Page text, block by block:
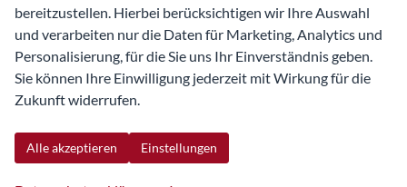
Colt
Eclipse Cross
Grandis
Nissan
bereitzustellen. Hierbei berücksichtigen wir Ihre Auswahl
und verarbeiten nur die Daten für Marketing, Analytics und
Personalisierung, für die Sie uns Ihr Einverständnis geben.
Sie können Ihre Einwilligung jederzeit mit Wirkung für die
Zukunft widerrufen.
Alle akzeptieren Einstellungen